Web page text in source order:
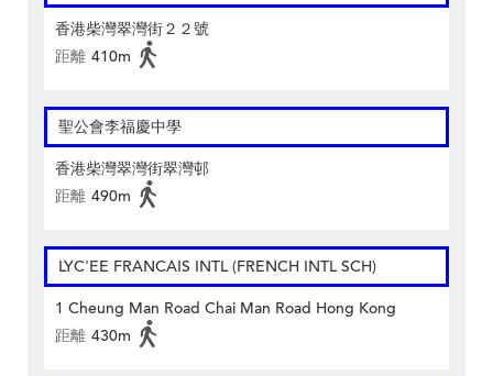
香港柴灣翠灣街２２號
距離 410m
聖公會李福慶中學
香港柴灣翠灣街翠灣邨
距離 490m
LYC'EE FRANCAIS INTL (FRENCH INTL SCH)
1 Cheung Man Road Chai Man Road Hong Kong
距離 430m